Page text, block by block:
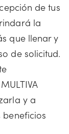
de tus
la
que llenar y
de solicitud.
y a